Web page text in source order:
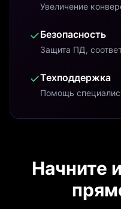
Увеличение
✓Безопасность
Защита ПД,
✓Техподдержка
Помощь
Начните